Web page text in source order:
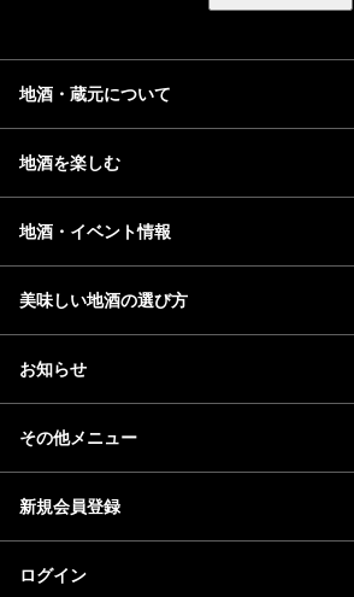
地酒・蔵元について
地酒を楽しむ
地酒・イベント情報
美味しい地酒の選び方
お知らせ
その他メニュー
新規会員登録
ログイン